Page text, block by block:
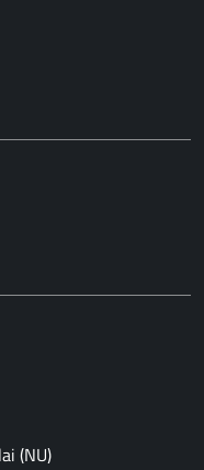
(NU)